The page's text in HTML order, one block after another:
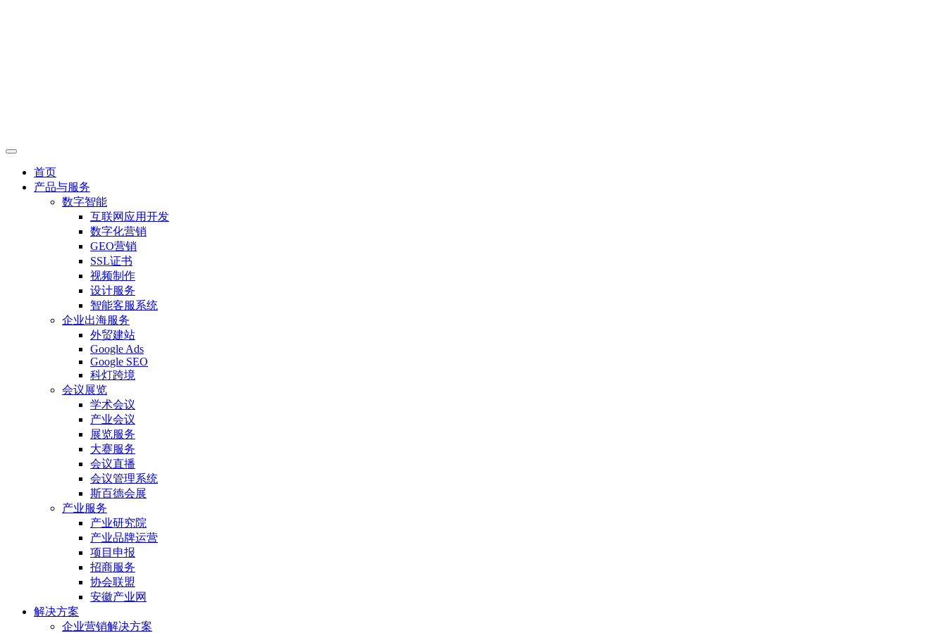
首页
产品与服务
数字智能
互联网应用开发
数字化营销
GEO营销
SSL证书
视频制作
设计服务
智能客服系统
企业出海服务
外贸建站
Google Ads
Google SEO
科灯跨境
会议展览
学术会议
产业会议
展览服务
大赛服务
会议直播
会议管理系统
斯百德会展
产业服务
产业研究院
产业品牌运营
项目申报
招商服务
协会联盟
安徽产业网
解决方案
企业营销解决方案